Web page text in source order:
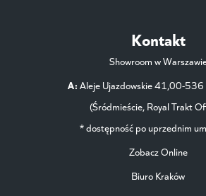
Kontakt
Showroom w
A: Aleje Ujazdowskie 41,00-536
(Śródmieście, Royal Trakt
* dostępność po uprzednim
Zobacz Online
Biuro Kraków